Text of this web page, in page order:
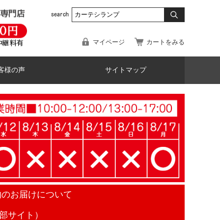
マイページ カートをみる
様の声 サイトマップ
お届けについて
サイト）